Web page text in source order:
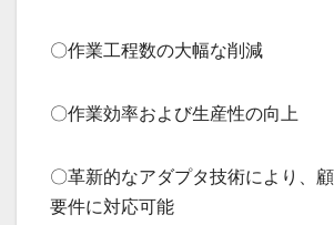
〇作業工程数の大幅な削減
〇作業効率および生産性の向上
〇革新的なアダプタ技術により、
要件に対応可能